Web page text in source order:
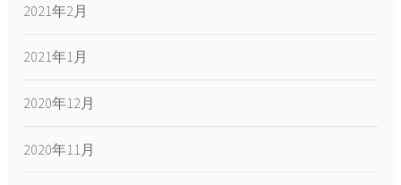
2021年2月
2021年1月
2020年12月
2020年11月